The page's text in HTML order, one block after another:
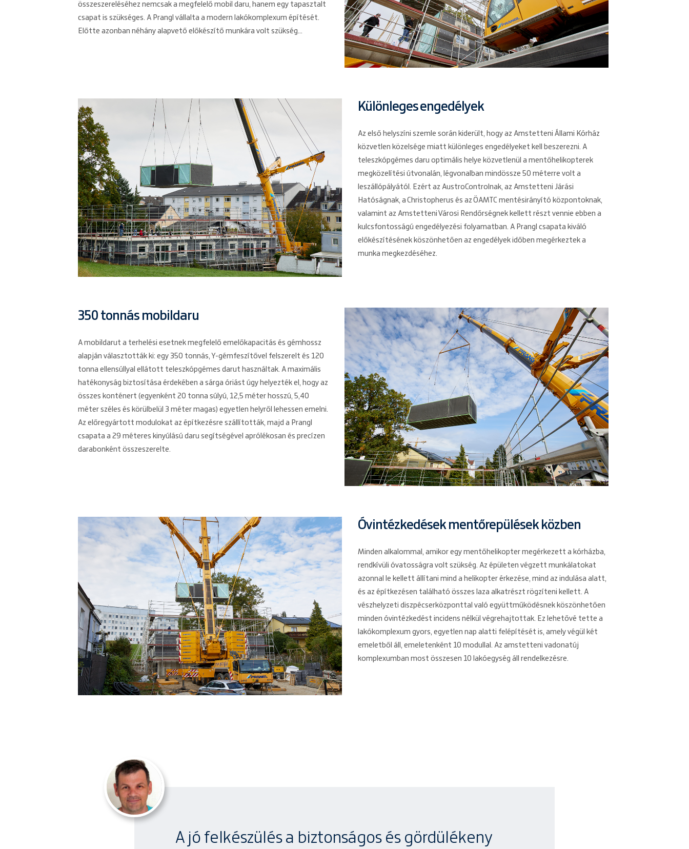
összeszereléséhez nemcsak a megfelelő mobil daru, hanem egy tapasztalt
csapat is szükséges. A Prangl vállalta a modern lakókomplexum építését.
Előtte azonban néhány alapvető előkészítő munkára volt szükség…
Különleges engedélyek
Az első helyszíni szemle során kiderült, hogy az Amstetteni Állami Kórház
közvetlen közelsége miatt különleges engedélyeket kell beszerezni. A
teleszkópgémes daru optimális helye közvetlenül a mentőhelikopterek
megközelítési útvonalán, légvonalban mindössze 50 méterre volt a
leszállópályától. Ezért az AustroControlnak, az Amstetteni Járási
Hatóságnak, a Christopherus és az ÖAMTC mentésirányító központoknak,
valamint az Amstetteni Városi Rendőrségnek kellett részt vennie ebben a
kulcsfontosságú engedélyezési folyamatban. A Prangl csapata kiváló
előkészítésének köszönhetően az engedélyek időben megérkeztek a
munka megkezdéséhez.
350 tonnás mobildaru
A mobildarut a terhelési esetnek megfelelő emelőkapacitás és gémhossz
alapján választották ki: egy 350 tonnás, Y-gémfeszítővel felszerelt és 120
tonna ellensúllyal ellátott teleszkópgémes darut használtak. A maximális
hatékonyság biztosítása érdekében a sárga óriást úgy helyezték el, hogy az
összes konténert (egyenként 20 tonna súlyú, 12,5 méter hosszú, 5,40
méter széles és körülbelül 3 méter magas) egyetlen helyről lehessen emelni.
Az előregyártott modulokat az építkezésre szállították, majd a Prangl
csapata a 29 méteres kinyúlású daru segítségével aprólékosan és precízen
darabonként összeszerelte.
Óvintézkedések mentőrepülések közben
Minden alkalommal, amikor egy mentőhelikopter megérkezett a kórházba,
rendkívüli óvatosságra volt szükség. Az épületen végzett munkálatokat
azonnal le kellett állítani mind a helikopter érkezése, mind az indulása alatt,
és az építkezésen található összes laza alkatrészt rögzíteni kellett. A
vészhelyzeti diszpécserközponttal való együttműködésnek köszönhetően
minden óvintézkedést incidens nélkül végrehajtottak. Ez lehetővé tette a
lakókomplexum gyors, egyetlen nap alatti felépítését is, amely végül két
emeletből áll, emeletenként 10 modullal. Az amstetteni vadonatúj
komplexumban most összesen 10 lakóegység áll rendelkezésre.
A jó felkészülés a biztonságos és gördülékeny